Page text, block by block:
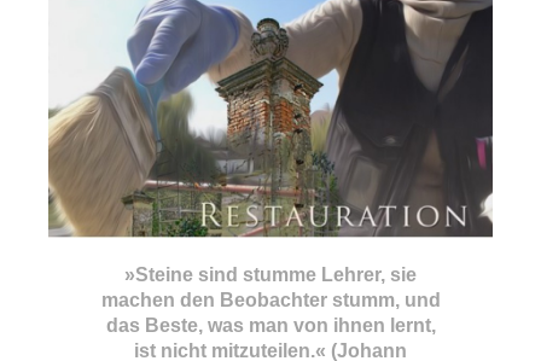
»Steine sind stumme Lehrer, sie
machen den Beobachter stumm, und
das Beste, was man von ihnen lernt,
ist nicht mitzuteilen.« (Johann